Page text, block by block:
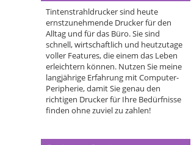
Tintenstrahldrucker sind heute
ernstzunehmende Drucker für den
Alltag und für das Büro. Sie sind
schnell, wirtschaftlich und heutzutage
voller Features, die einem das Leben
erleichtern können. Nutzen Sie meine
langjährige Erfahrung mit Computer-
Peripherie, damit Sie genau den
richtigen Drucker für Ihre Bedürfnisse
finden ohne zuviel zu zahlen!